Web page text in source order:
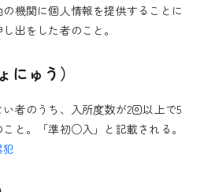
機関に個人情報を提供することに
出をした者のこと。
ゅう）
者のうち、入所度数が2回以上で5
と。「準初○入」と記載される。
犯